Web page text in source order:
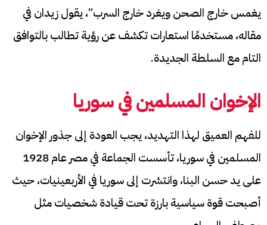
يغمس خارج الصحن ويغرد خارج السرب”، يقول زيدان في
مقاله، مستخدمًا استعارات تكشف عن رؤية تطالب بالتوافق
التام مع السلطة الجديدة.
الإخوان المسلمين في سوريا
للفهم العميق لهذا التهديد، يجب العودة إلى جذور الإخوان
المسلمين في سوريا، تأسست الجماعة في مصر عام 1928
على يد حسن البنا، وانتشرت إلى سوريا في الأربعينيات، حيث
أصبحت قوة سياسية بارزة تحت قيادة شخصيات مثل